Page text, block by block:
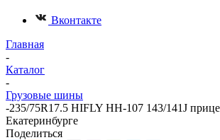
Вконтакте
Главная
-
Каталог
-
Грузовые шины
-235/75R17.5 HIFLY HH-107 143/141J
Екатеринбурге
Поделиться